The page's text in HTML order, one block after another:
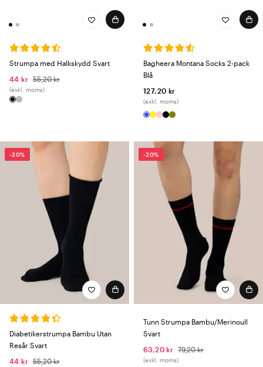
Strumpa med Halkskydd Svart
44 kr 55,20 kr
(exkl. moms)
Bagheera Montana Socks 2-pack
Blå
127,20 kr
(exkl. moms)
-20%
Diabetikerstrumpa Bambu Utan
Resår Svart
44 kr 55,20 kr
-20%
Tunn Strumpa Bambu/Merinoull
Svart
63,20 kr 79,20 kr
(exkl. moms)